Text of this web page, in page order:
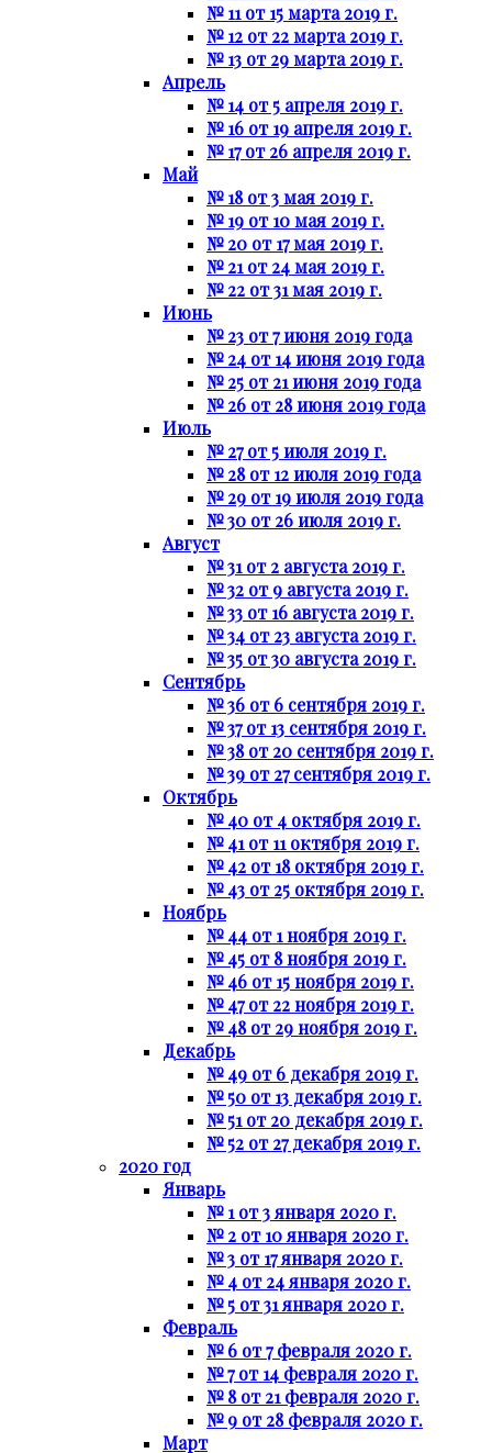
№ 11 от 15 марта 2019 г.
№ 12 от 22 марта 2019 г.
№ 13 от 29 марта 2019 г.
Апрель
№ 14 от 5 апреля 2019 г.
№ 16 от 19 апреля 2019 г.
№ 17 от 26 апреля 2019 г.
Май
№ 18 от 3 мая 2019 г.
№ 19 от 10 мая 2019 г.
№ 20 от 17 мая 2019 г.
№ 21 от 24 мая 2019 г.
№ 22 от 31 мая 2019 г.
Июнь
№ 23 от 7 июня 2019 года
№ 24 от 14 июня 2019 года
№ 25 от 21 июня 2019 года
№ 26 от 28 июня 2019 года
Июль
№ 27 от 5 июля 2019 г.
№ 28 от 12 июля 2019 года
№ 29 от 19 июля 2019 года
№ 30 от 26 июля 2019 г.
Август
№ 31 от 2 августа 2019 г.
№ 32 от 9 августа 2019 г.
№ 33 от 16 августа 2019 г.
№ 34 от 23 августа 2019 г.
№ 35 от 30 августа 2019 г.
Сентябрь
№ 36 от 6 сентября 2019 г.
№ 37 от 13 сентября 2019 г.
№ 38 от 20 сентября 2019 г.
№ 39 от 27 сентября 2019 г.
Октябрь
№ 40 от 4 октября 2019 г.
№ 41 от 11 октября 2019 г.
№ 42 от 18 октября 2019 г.
№ 43 от 25 октября 2019 г.
Ноябрь
№ 44 от 1 ноября 2019 г.
№ 45 от 8 ноября 2019 г.
№ 46 от 15 ноября 2019 г.
№ 47 от 22 ноября 2019 г.
№ 48 от 29 ноября 2019 г.
Декабрь
№ 49 от 6 декабря 2019 г.
№ 50 от 13 декабря 2019 г.
№ 51 от 20 декабря 2019 г.
№ 52 от 27 декабря 2019 г.
2020 год
Январь
№ 1 от 3 января 2020 г.
№ 2 от 10 января 2020 г.
№ 3 от 17 января 2020 г.
№ 4 от 24 января 2020 г.
№ 5 от 31 января 2020 г.
Февраль
№ 6 от 7 февраля 2020 г.
№ 7 от 14 февраля 2020 г.
№ 8 от 21 февраля 2020 г.
№ 9 от 28 февраля 2020 г.
Март